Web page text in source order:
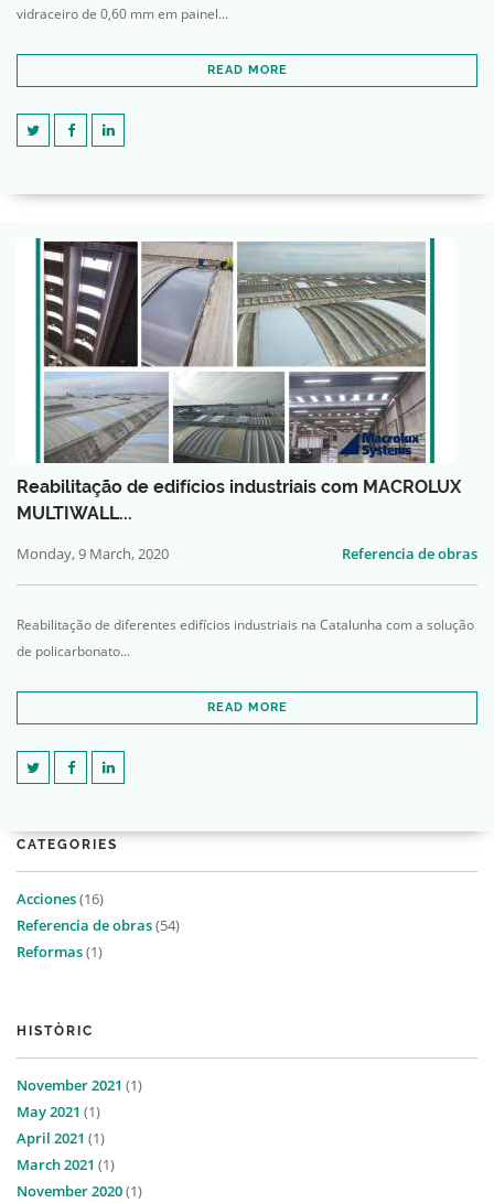
vidraceiro de 0,60 mm em painel...
READ MORE
Reabilitação de edifícios industriais com MACROLUX
MULTIWALL...
Monday, 9 March, 2020 Referencia de obras
Reabilitação de diferentes edifícios industriais na Catalunha com a solução
de policarbonato...
READ MORE
CATEGORIES
Acciones(16)
Referencia de obras(54)
Reformas(1)
HISTÒRIC
November 2021 (1)
May 2021 (1)
April 2021 (1)
March 2021 (1)
November 2020(1)